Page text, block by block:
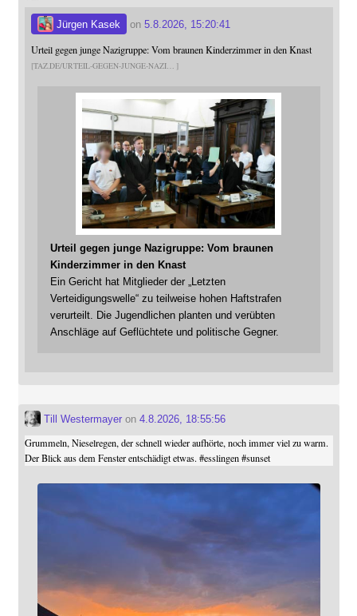
Jürgen Kasek on 5.8.2026, 15:20:41
Urteil gegen junge Nazigruppe: Vom braunen Kinderzimmer in den Knast
TAZ.DE/URTEIL-GEGEN-JUNGE-NAZI
Urteil gegen junge Nazigruppe: Vom braunen
Kinderzimmer in den Knast
Ein Gericht hat Mitglieder der „Letzten
Verteidigungswelle“ zu teilweise hohen Haftstrafen
verurteilt. Die Jugendlichen planten und verübten
Anschläge auf Geflüchtete und politische Gegner.
Till Westermayeron 4.8.2026, 18:55:56
Grummeln, Nieselregen, der schnell wieder aufhörte, noch immer viel zu warm.
Der Blick aus dem Fenster entschädigt etwas. #esslingen #sunset